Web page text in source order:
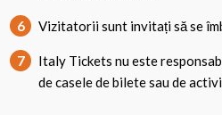
6 Vizitatorii sunt invitați să se
7
Italy Tickets nu este
de casele de bilete sau de